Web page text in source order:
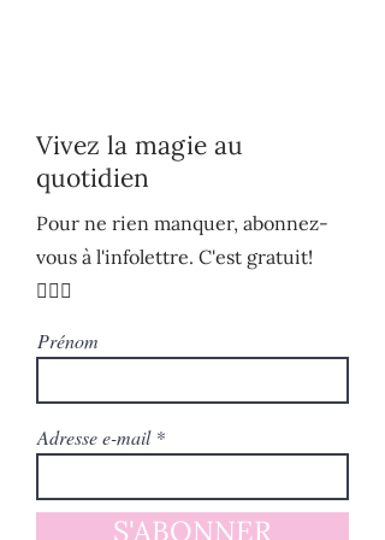
Vivez la magie au
quotidien
Pour ne rien manquer, abonnez-
vous à l'infolettre. C'est gratuit!
🧚🏻‍♀️
Prénom
Adresse e-mail
S'ABONNER